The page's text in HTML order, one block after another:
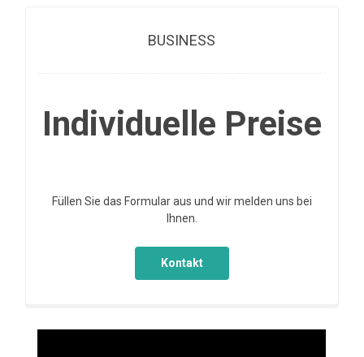
BUSINESS
Individuelle Preise
Füllen Sie das Formular aus und wir melden uns bei
Ihnen.
Kontakt